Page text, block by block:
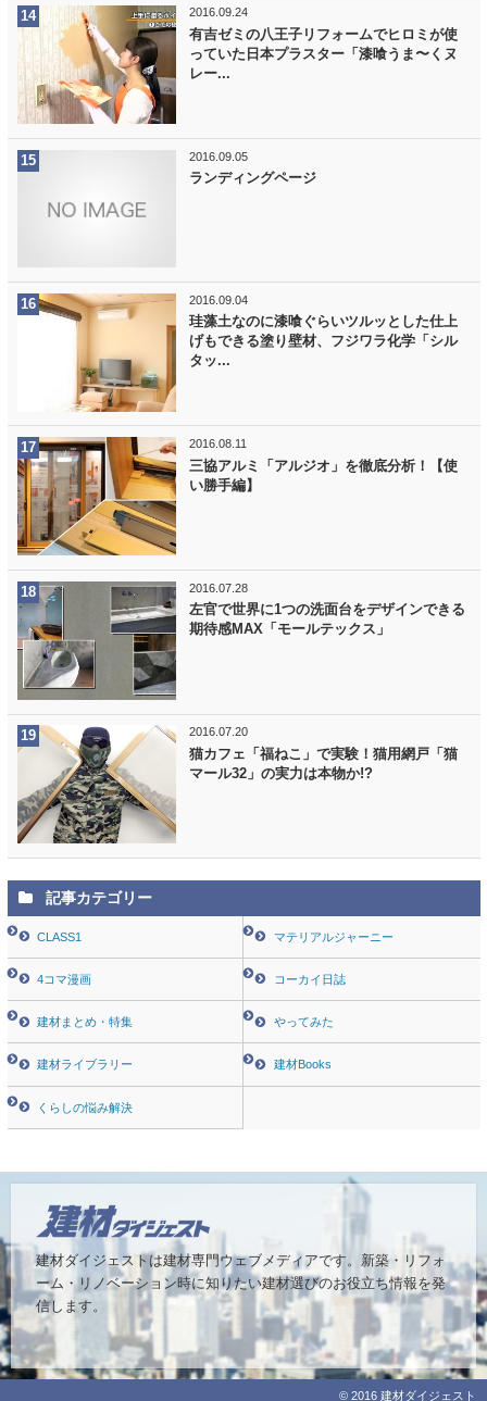
2016.09.24
有吉ゼミの八王子リフォームでヒロミが使
っていた日本プラスター「漆喰うま〜くヌ
レー...
2016.09.05
ランディングページ
2016.09.04
珪藻土なのに漆喰ぐらいツルッとした仕上
げもできる塗り壁材、フジワラ化学「シル
タッ...
2016.08.11
三協アルミ「アルジオ」を徹底分析！【使
い勝手編】
2016.07.28
左官で世界に1つの洗面台をデザインできる
期待感MAX「モールテックス」
2016.07.20
猫カフェ「福ねこ」で実験！猫用網戸「猫
マール32」の実力は本物か!?
記事カテゴリー
CLASS1 マテリアルジャーニー
4コマ漫画 コーカイ日誌
建材まとめ・特集 やってみた
建材ライブラリー 建材Books
くらしの悩み解決
建材ダイジェストは建材専門ウェブメディアです。 新築・リフォ
ーム・リノベーション時に知りたい建材選びのお役立ち情報を発
信します。
© 2016 建材ダイジェスト